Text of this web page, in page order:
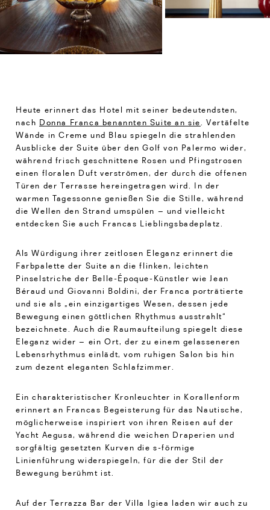
Heute erinnert das Hotel mit seiner bedeutendsten,
nach Donna Franca benannten Suite an sie
. Vertäfelte
Wände in Creme und Blau spiegeln die strahlenden
Ausblicke der Suite über den Golf von Palermo wider,
während frisch geschnittene Rosen und Pfingstrosen
einen floralen Duft verströmen, der durch die offenen
Türen der Terrasse hereingetragen wird. In der
warmen Tagessonne genießen Sie die Stille, während
die Wellen den Strand umspülen – und vielleicht
entdecken Sie auch Francas Lieblingsbadeplatz.
Als Würdigung ihrer zeitlosen Eleganz erinnert die
Farbpalette der Suite an die flinken, leichten
Pinselstriche der Belle-Époque-Künstler wie Jean
Béraud und Giovanni Boldini, der Franca porträtierte
und sie als „ein einzigartiges Wesen, dessen jede
Bewegung einen göttlichen Rhythmus ausstrahlt“
bezeichnete. Auch die Raumaufteilung spiegelt diese
Eleganz wider – ein Ort, der zu einem gelasseneren
Lebensrhythmus einlädt, vom ruhigen Salon bis hin
zum dezent eleganten Schlafzimmer.
Ein charakteristischer Kronleuchter in Korallenform
erinnert an Francas Begeisterung für das Nautische,
möglicherweise inspiriert von ihren Reisen auf der
Yacht Aegusa, während die weichen Draperien und
sorgfältig gesetzten Kurven die s-förmige
Linienführung widerspiegeln, für die der Stil der
Bewegung berühmt ist.
Auf der Terrazza Bar der Villa Igiea laden wir auch zu